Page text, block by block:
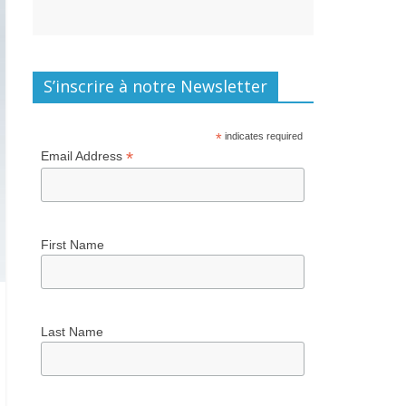
S’inscrire à notre Newsletter
*indicates required
Email Address*
First Name
Last Name